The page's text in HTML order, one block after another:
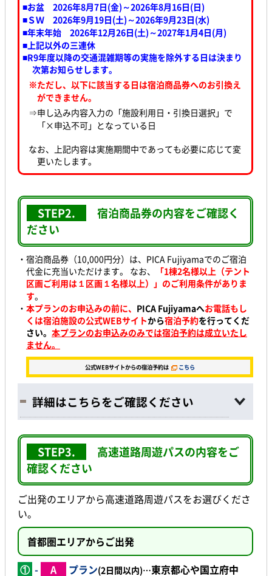
■お盆 2026年8月7日(金)～2026年8月16日(日)
■ＳＷ 2026年9月19日(土)～2026年9月23日(水)
■年末年始 2026年12月26日(土)～2027年1月4日(月)
■上記以外の三連休
■R9年度以降の交通混雑期等の実施を除外する日は決まり
次第お知らせします。
※ただし、以下に該当する日は宿泊商品券へのお引換え
ができません。
⇒申し込み内容入力の「施設利用日・引換日選択」で
「×申込不可」となっている日
なお、上記内容は実施期間中であっても必要に応じて変
更いたします。
STEP2.
宿泊商品券の内容をご確認く
ださい
・宿泊商品券（10,000円分）は、PICA Fujiyamaでのご宿泊
代金に充当いただけます。 なお、
「1棟2名様以上（テント
区画ご利用は１区画１名様以上）」のご利用条件がありま
す。
・ 本プランのお申込みの前に、 PICA Fujiyamaへお電話もし
くは宿泊施設の公式WEBサイトから宿泊予約を行ってくだ
さい。 本プランのお申込みのみでは宿泊予約は成立いたし
ません。
公式WEBサイトからの宿泊予約は こちら
詳細はこちらをご確認ください
STEP3.
高速道路周遊パスの内容をご
確認ください
ご出発のエリアから高速道路周遊パスをお選びくださ
い。
首都圏エリアからご出発
① - A プラン(2日間以内)…東京都心や国立府中